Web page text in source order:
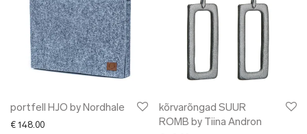
portfell HJO by Nordhale
€ 148.00
kõrvarõngad SUUR
ROMB by Tiina Andron